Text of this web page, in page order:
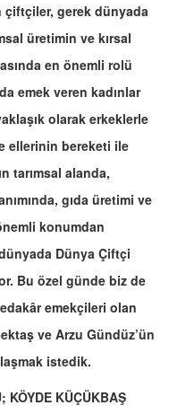
çiftçiler, gerek dünyada
üretimin ve kırsal
en önemli rolü
emek veren kadınlar
olarak erkeklerle
ellerinin bereketi ile
tarımsal alanda,
gıda üretimi ve
konumdan
Dünya Çiftçi
Bu özel günde biz de
emekçileri olan
ve Arzu Gündüz’ün
istedik.
KÖYDE KÜÇÜKBAŞ